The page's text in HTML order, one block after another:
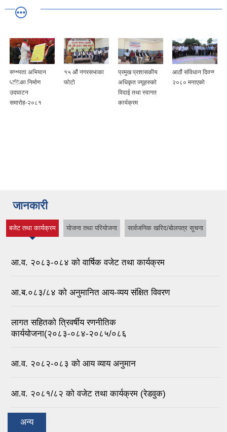
साक्षरता अभियान
पालिका निर्माण
उदघाटन
समारोह-२०८१
१५ औं नगरसभाका
फोटो
प्रमुख प्रशासकीय
अधिकृत ज्यूहरुको
विदाई तथा स्वागत
कार्यक्रम
आठौं संविधान दिवस
२०८० मनाएको
जानकारी
बजेट तथा कार्यक्रम
(active tab)
योजना तथा परियोजना सार्वजनिक खरिद/बोलपत्र सूचना
आ.व. २०८३-०८४ को वार्षिक वजेट तथा कार्यक्रम
आ.ब.०८३/८४ को अनुमानित आय-व्यय संक्षित विवरण
लागत सहितको त्रिवर्षीय रणनीतिक
कार्ययोजना(२०८३-०८४-२०८५/०८६
आ.व. २०८२-०८३ को आय व्याय अनुमान
आ.व. २०८१/८२ को वजेट तथा कार्यक्रम (रेडवुक)
अन्य